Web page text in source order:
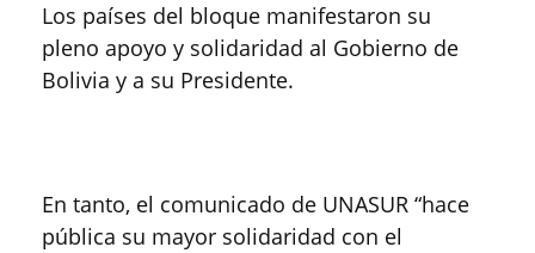
Los países del bloque manifestaron su
pleno apoyo y solidaridad al Gobierno de
Bolivia y a su Presidente.
En tanto, el comunicado de UNASUR “hace
pública su mayor solidaridad con el